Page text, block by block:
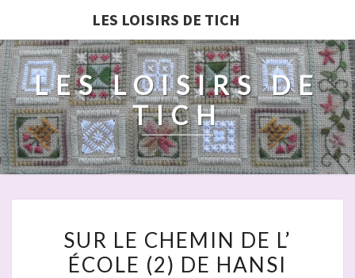
LES LOISIRS DE TICH
LES LOISIRS DE
TICH
LE
CHEMIN
SUR LE CHEMIN DE L’
ÉCOLE (2) DE HANSI